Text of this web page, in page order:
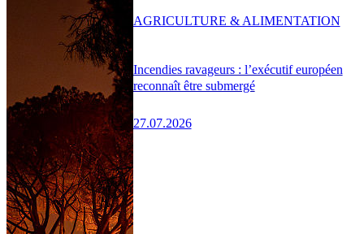
Incendies ravageurs : l’exécutif européen
reconnaît être submergé
27.07.2026
AGRICULTURE & ALIMENTATION